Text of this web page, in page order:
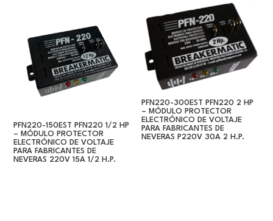
PFN220-150EST PFN220 1/2 HP
– MÓDULO PROTECTOR
ELECTRÓNICO DE VOLTAJE
PARA FABRICANTES DE
NEVERAS 220V 15A 1/2 H.P.
PFN220-300EST PFN220 2 HP
– MÓDULO PROTECTOR
ELECTRÓNICO DE VOLTAJE
PARA FABRICANTES DE
NEVERAS P220V 30A 2 H.P.